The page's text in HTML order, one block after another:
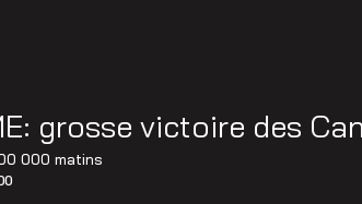
en région
et Schefferville
d’initiatives touristiques
le projet de lien maritime
grosse victoire des
000 matins